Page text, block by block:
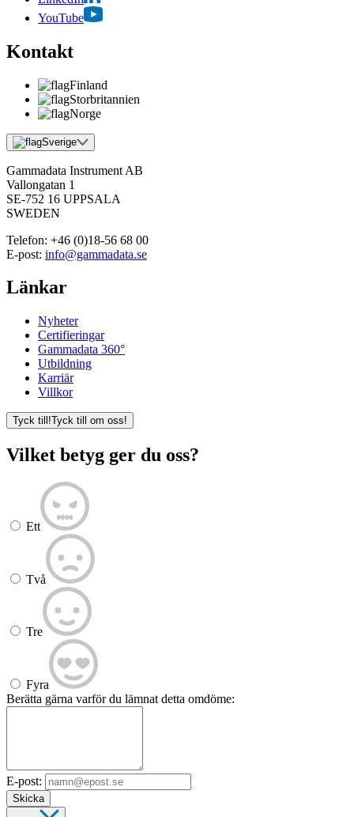
YouTube
Kontakt
Finland
Storbritannien
Norge
Sverige
Gammadata Instrument AB
Vallongatan 1
SE-752 16 UPPSALA
SWEDEN
Telefon: +46 (0)18-56 68 00
E-post: info@gammadata.se
Länkar
Nyheter
Certifieringar
Gammadata 360°
Utbildning
Karriär
Villkor
Tyck till!Tyck till om oss!
Vilket betyg ger du oss?
Ett
Två
Tre
Fyra
Berätta gärna varför du lämnat detta omdöme:
E-post:
Skicka